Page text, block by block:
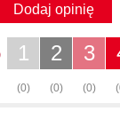
Dodaj opinię
3
(0)
2
(0)
1
(0)